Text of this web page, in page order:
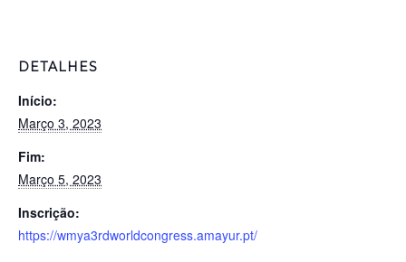
DETALHES
Início:
Março 3, 2023
Fim:
Março 5, 2023
Inscrição:
https://wmya3rdworldcongress.amayur.pt/